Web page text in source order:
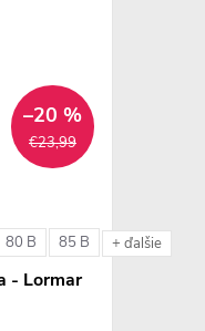
€23,99
–20 %
80 B 85 B + ďalšie
- Lormar